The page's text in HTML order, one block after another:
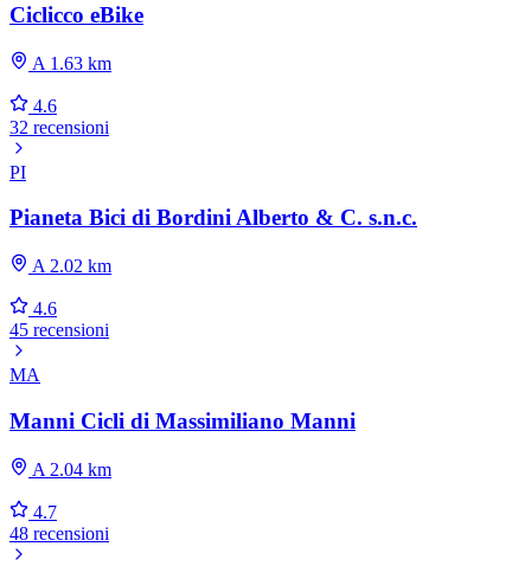
Ciclicco eBike
A 1.63 km
4.6
32 recensioni
PI
Pianeta Bici di Bordini Alberto & C. s.n.c.
A 2.02 km
4.6
45 recensioni
MA
Manni Cicli di Massimiliano Manni
A 2.04 km
4.7
48 recensioni